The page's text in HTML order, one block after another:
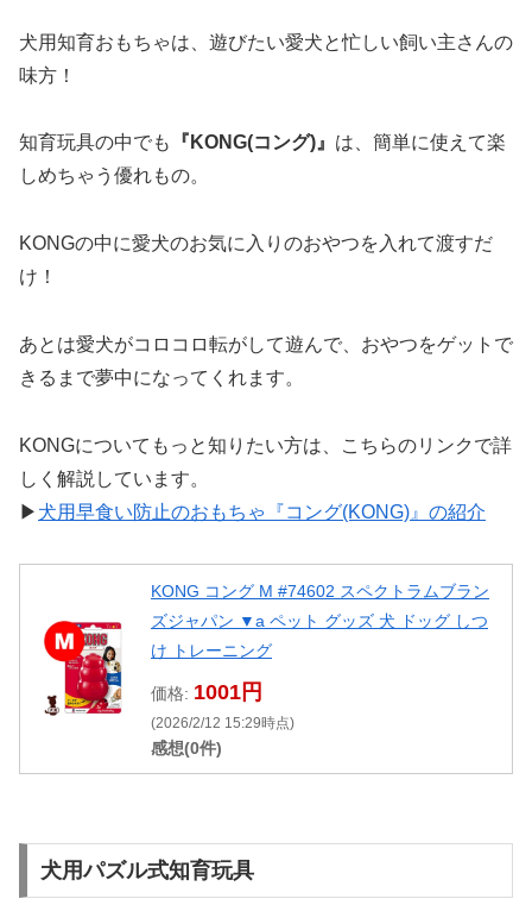
犬用知育おもちゃは、遊びたい愛犬と忙しい飼い主さんの
味方！
知育玩具の中でも 『KONG(コング)』 は、簡単に使えて楽
しめちゃう優れもの。
KONGの中に愛犬のお気に入りのおやつを入れて渡すだ
け！
あとは愛犬がコロコロ転がして遊んで、おやつをゲットで
きるまで夢中になってくれます。
KONGについてもっと知りたい方は、こちらのリンクで詳
しく解説しています。
▶︎ 犬用早食い防止のおもちゃ『コング(KONG)』の紹介
KONG コング M #74602 スペクトラムブラン
ズジャパン ▼a ペット グッズ 犬 ドッグ しつ
け トレーニング
価格: 1001円
(2026/2/12 15:29時点)
感想(0件)
犬用パズル式知育玩具